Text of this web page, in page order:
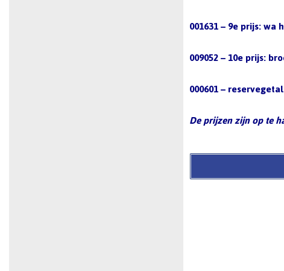
001631 – 9e prijs:
009052 – 10e prijs:
000601 –
De prijzen zijn op te